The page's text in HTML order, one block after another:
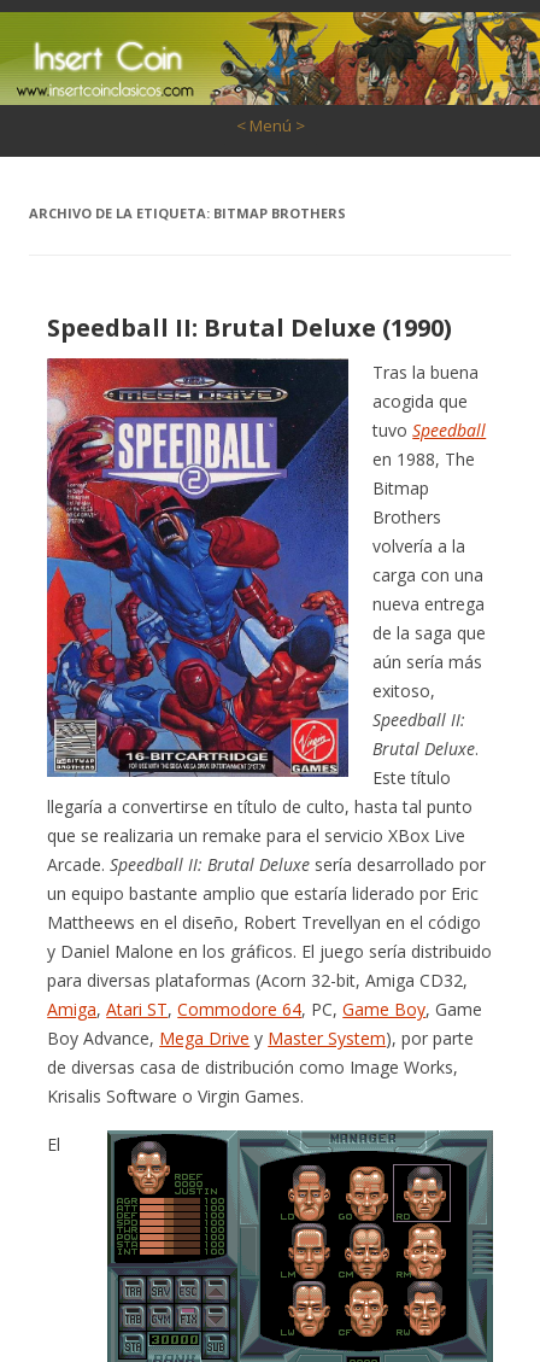
< Menú >
ARCHIVO DE LA ETIQUETA: BITMAP BROTHERS
Speedball II: Brutal Deluxe (1990)
Tras la buena
acogida que
tuvoSpeedball
en 1988, The
Bitmap
Brothers
volvería a la
carga con una
nueva entrega
de la saga que
aún sería más
exitoso,
Speedball II:
Brutal Deluxe.
Este título
llegaría a convertirse en título de culto, hasta tal punto
que se realizaria un remake para el servicio XBox Live
Arcade.Speedball II: Brutal Deluxe sería desarrollado por
un equipo bastante amplio que estaría liderado por Eric
Mattheews en el diseño, Robert Trevellyan en el código
y Daniel Malone en los gráficos. El juego sería distribuido
para diversas plataformas (Acorn 32-bit, Amiga CD32,
Amiga,Atari ST,Commodore 64, PC,Game Boy, Game
Boy Advance, Mega Drive y Master System), por parte
de diversas casa de distribución como Image Works,
Krisalis Software o Virgin Games.
El